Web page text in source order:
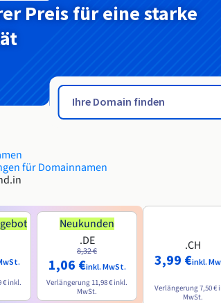
Preis für eine starke
für Domainnamen
€inkl.
Neukunden
.DE
8,32 €
1,06 €inkl. MwSt.
Verlängerung 11,98 € inkl.
MwSt.
.CH
3,99 €inkl.
Verlängerung 7,50 €
MwSt.